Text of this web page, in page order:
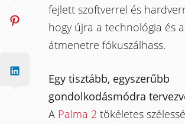
fejlett szoftverrel és
hogy újra a technológia és
átmenetre fókuszálhass.
Egy tisztább, egyszerűbb
gondolkodásmódra
A Palma 2 tökéletes